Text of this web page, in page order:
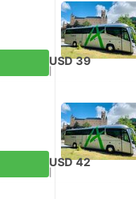
USD 39
USD 42